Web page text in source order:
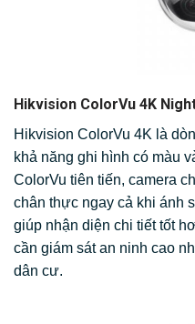
Hikvision ColorVu 4K
Hikvision ColorVu 4K là
khả năng ghi hình có màu
ColorVu tiên tiến, camera
chân thực ngay cả khi ánh
giúp nhận diện chi tiết tốt
cần giám sát an ninh cao
dân cư.